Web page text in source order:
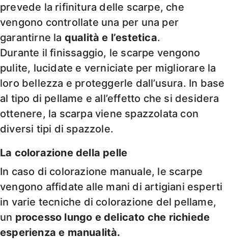
prevede la rifinitura delle scarpe, che
vengono controllate una per una per
garantirne la qualità e l’estetica.
Durante il finissaggio, le scarpe vengono
pulite, lucidate e verniciate per migliorare la
loro bellezza e proteggerle dall’usura. In base
al tipo di pellame e all’effetto che si desidera
ottenere, la scarpa viene spazzolata con
diversi tipi di spazzole.
La colorazione della pelle
In caso di colorazione manuale, le scarpe
vengono affidate alle mani di artigiani esperti
in varie tecniche di colorazione del pellame,
un processo lungo e delicato che richiede
esperienza e manualità.